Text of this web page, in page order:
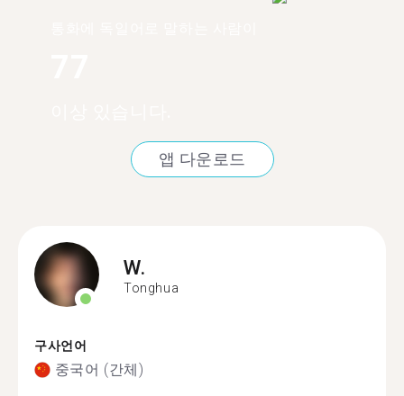
앱 다운로드
W.
Tonghua
구사언어
중국어 (간체)